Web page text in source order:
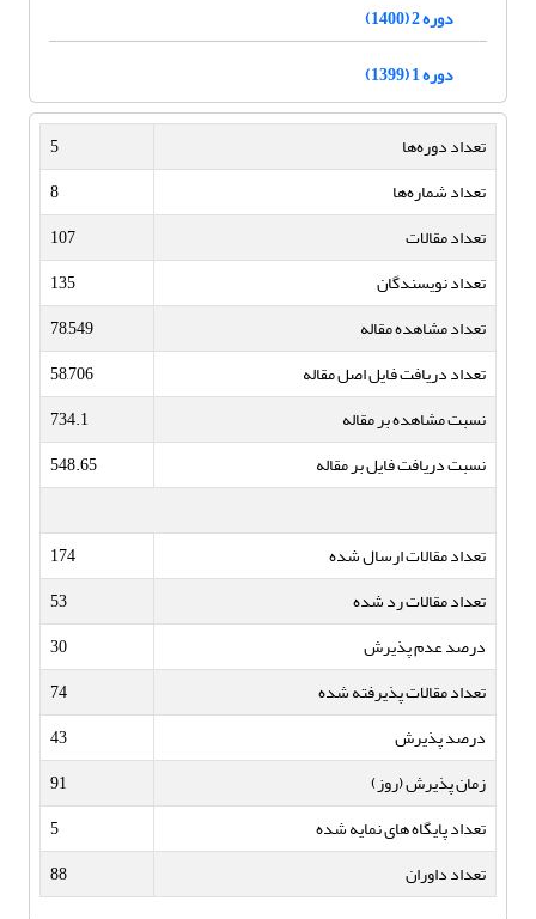
دوره 2 (1400)
دوره 1 (1399)
تعداد دوره‌ها
5
تعداد شماره‌ها
8
تعداد مقالات
107
تعداد نویسندگان
135
تعداد مشاهده مقاله
78,549
تعداد دریافت فایل اصل مقاله
58,706
نسبت مشاهده بر مقاله
734.1
نسبت دریافت فایل بر مقاله
548.65
تعداد مقالات ارسال شده
174
تعداد مقالات رد شده
53
درصد عدم پذیرش
30
تعداد مقالات پذیرفته شده
74
درصد پذیرش
43
زمان پذیرش (روز)
91
تعداد پایگاه های نمایه شده
5
تعداد داوران
88